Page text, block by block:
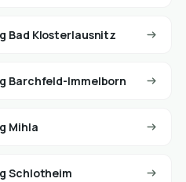
Bad Klosterlausnitz
Barchfeld-Immelborn
Mihla
Schlotheim